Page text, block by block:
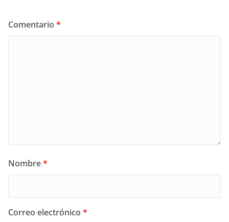
Comentario *
Nombre*
Correo electrónico *